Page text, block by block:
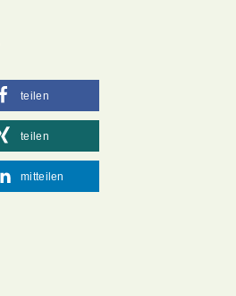
teilen
teilen
mitteilen